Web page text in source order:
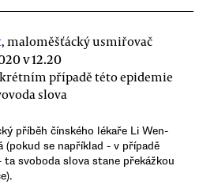
, maloměšťácký usmiřovač
v 12.20
případě této epidemie
slova
příběh čínského lékaře Li Wen-
(pokud se například - v případě
svoboda slova stane překážkou